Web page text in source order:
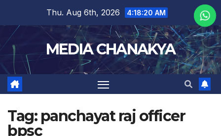
Thu. Aug 6th, 2026 4:18:20 AM
MEDIA CHANAKYA
Tag: panchayat raj officer
bpsc